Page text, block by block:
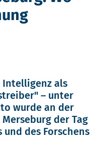
Intelligenz als
– unter
wurde an der
der Tag
und des Forschens